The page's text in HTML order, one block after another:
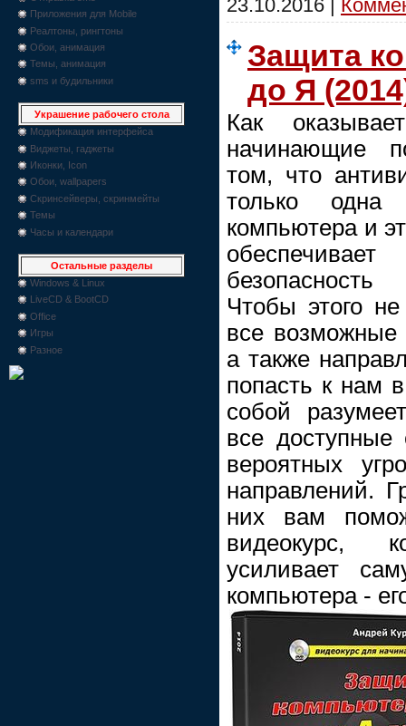
Приложения для Mobile
Реалтоны, рингтоны
Обои, анимация
Темы, анимация
sms и будильники
Украшение рабочего стола
Модификация интерфейса
Виджеты, гаджеты
Иконки, Icon
Обои, wallpapers
Скринсейверы, скринмейты
Темы
Часы и календари
Остальные разделы
Windows & Linux
LiveCD & BootCD
Office
Игры
Разное
23.10.2016
Защита
до Я
Как
начинающие
том, что
только
компьютера и
Чтобы этого
все возможные
а также
попасть к нам
собой
все доступные
вероятных
направлений.
них вам
видеокурс,
усиливает
компьютера -